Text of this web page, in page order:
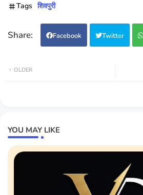
Tags शिवपुरी
Facebook Twitter
OLDER
YOU MAY LIKE